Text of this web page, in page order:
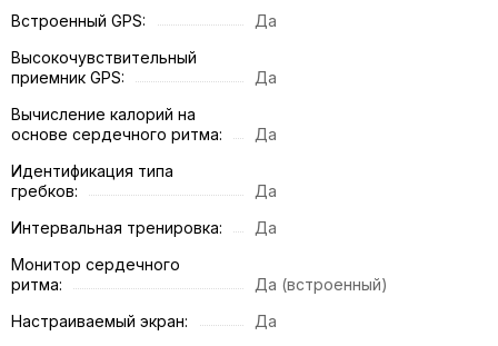
Встроенный GPS:
Да
Высокочувствительный
приемник GPS:
Да
Вычисление калорий на
основе сердечного ритма:
Да
Идентификация типа
гребков:
Да
Интервальная тренировка:
Да
Монитор сердечного
ритма:
Да (встроенный)
Настраиваемый экран:
Да